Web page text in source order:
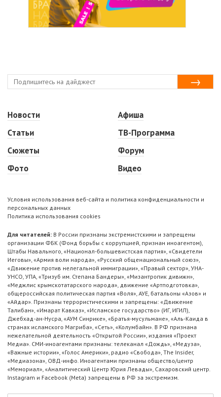
Новости
Статьи
Сюжеты
Фото
Афиша
ТВ-Программа
Форум
Видео
Условия использования веб-сайта и политика конфиденциальности и
персональных данных
Политика использования cookies
Для читателей: В России признаны экстремистскими и запрещены
организации ФБК (Фонд борьбы с коррупцией, признан иноагентом),
Штабы Навального, «Национал-большевистская партия», «Свидетели
Иеговы», «Армия воли народа», «Русский общенациональный союз»,
«Движение против нелегальной иммиграции», «Правый сектор», УНА-
УНСО, УПА, «Тризуб им. Степана Бандеры», «Мизантропик дивижн»,
«Меджлис крымскотатарского народа», движение «Артподготовка»,
общероссийская политическая партия «Воля», АУЕ, батальоны «Азов» и
«Айдар». Признаны террористическими и запрещены: «Движение
Талибан», «Имарат Кавказ», «Исламское государство» (ИГ, ИГИЛ),
Джебхад-ан-Нусра, «АУМ Синрике», «Братья-мусульмане», «Аль-Каида в
странах исламского Магриба», «Сеть», «Колумбайн». В РФ признана
нежелательной деятельность «Открытой России», издания «Проект
Медиа». СМИ-иноагентами признаны: телеканал «Дождь», «Медуза»,
«Важные истории», «Голос Америки», радио «Свобода», The Insider,
«Медиазона», ОВД-инфо. Иноагентами признаны общество/центр
«Мемориал», «Аналитический Центр Юрия Левады», Сахаровский центр.
Instagram и Facebook (Metа) запрещены в РФ за экстремизм.